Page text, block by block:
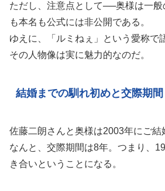
ただし、注意点として──奥様は一般
も本名も公式には非公開である。
ゆえに、「ルミねぇ」という愛称で
その人物像は実に魅力的なのだ。
結婚までの馴れ初めと交際期間
佐藤二朗さんと奥様は2003年にご結
なんと、交際期間は8年。つまり、
き合いということになる。